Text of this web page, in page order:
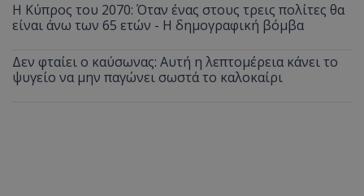
Η Κύπρος του 2070: Όταν ένας στους τρεις πολίτες θα
είναι άνω των 65 ετών - Η δημογραφική βόμβα
Δεν φταίει ο καύσωνας: Αυτή η λεπτομέρεια κάνει το
ψυγείο να μην παγώνει σωστά το καλοκαίρι